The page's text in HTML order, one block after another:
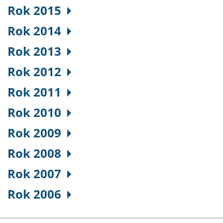
Rok 2015
Rok 2014
Rok 2013
Rok 2012
Rok 2011
Rok 2010
Rok 2009
Rok 2008
Rok 2007
Rok 2006